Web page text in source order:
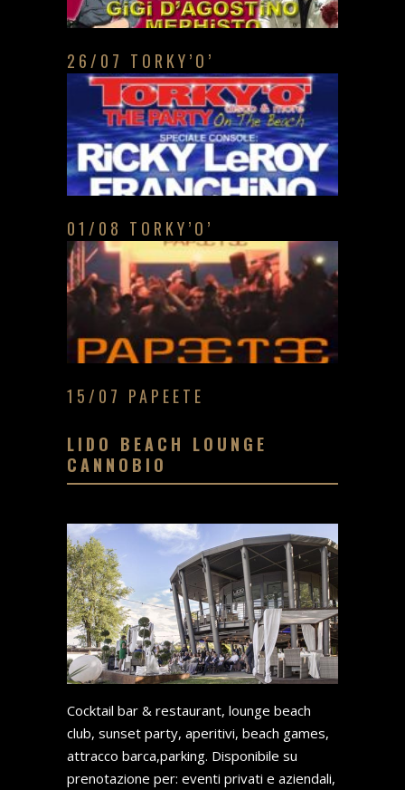
26/07 TORKY’O’
01/08 TORKY’O’
15/07 PAPEETE
LIDO BEACH LOUNGE
CANNOBIO
Cocktail bar & restaurant, lounge beach
club, sunset party, aperitivi, beach games,
attracco barca,parking. Disponibile su
prenotazione per: eventi privati e aziendali,